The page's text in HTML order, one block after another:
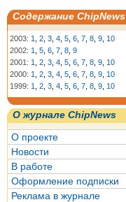
Содержание ChipNews
2003: 1 2 3 4 5 6 7 8 9 10
2002: 1 5 6 7 8 9
2001: 1 2 3 4 5 6 7 8 9 10
2000: 1 2 3 4 5 6 7 8 9 10
1999: 1 2 3 4 5 6 7 8 9 10
О журнале ChipNews
О проекте
Новости
В работе
Оформление подписки
Реклама в журнале